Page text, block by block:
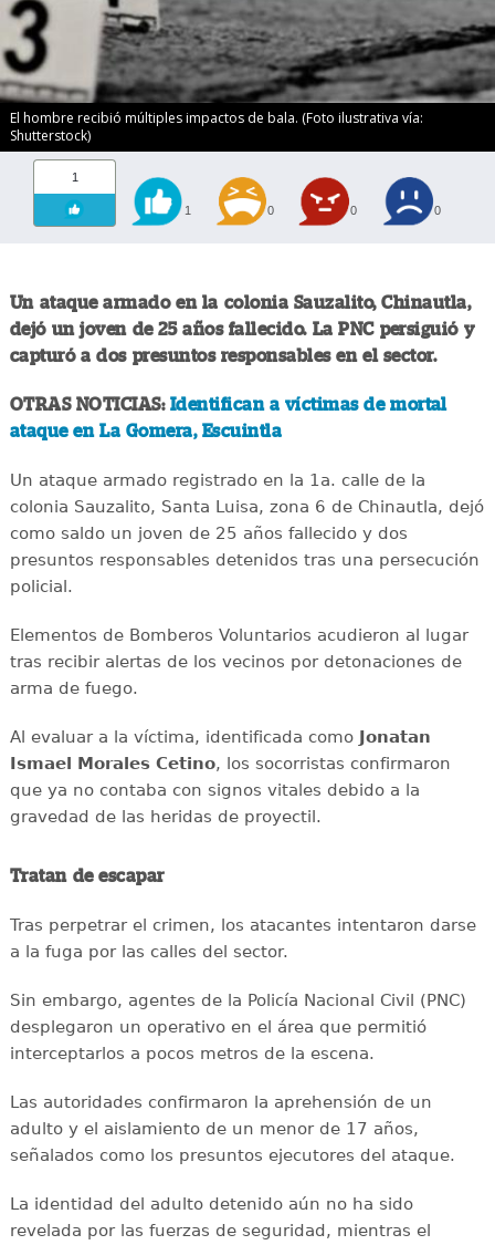
El hombre recibió múltiples impactos de bala. (Foto ilustrativa vía:
Shutterstock)
1
1 0 0 0
Un ataque armado en la colonia Sauzalito, Chinautla,
dejó un joven de 25 años fallecido. La PNC persiguió y
capturó a dos presuntos responsables en el sector.
OTRAS NOTICIAS:Identifican a víctimas de mortal
ataque en La Gomera, Escuintla
Un ataque armado registrado en la 1a. calle de la
colonia Sauzalito, Santa Luisa, zona 6 de Chinautla, dejó
como saldo un joven de 25 años fallecido y dos
presuntos responsables detenidos tras una persecución
policial.
Elementos de Bomberos Voluntarios acudieron al lugar
tras recibir alertas de los vecinos por detonaciones de
arma de fuego.
Al evaluar a la víctima, identificada como Jonatan
Ismael Morales Cetino, los socorristas confirmaron
que ya no contaba con signos vitales debido a la
gravedad de las heridas de proyectil.
Tratan de escapar
Tras perpetrar el crimen, los atacantes intentaron darse
a la fuga por las calles del sector.
Sin embargo, agentes de la Policía Nacional Civil (PNC)
desplegaron un operativo en el área que permitió
interceptarlos a pocos metros de la escena.
Las autoridades confirmaron la aprehensión de un
adulto y el aislamiento de un menor de 17 años,
señalados como los presuntos ejecutores del ataque.
La identidad del adulto detenido aún no ha sido
revelada por las fuerzas de seguridad, mientras el